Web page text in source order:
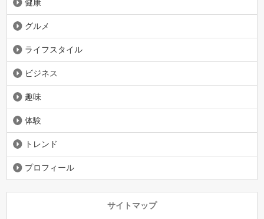
健康
グルメ
ライフスタイル
ビジネス
趣味
体験
トレンド
プロフィール
サイトマップ